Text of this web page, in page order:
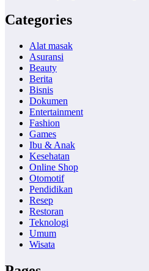
Categories
Alat masak
Asuransi
Beauty
Berita
Bisnis
Dokumen
Entertainment
Fashion
Games
Ibu & Anak
Kesehatan
Online Shop
Otomotif
Pendidikan
Resep
Restoran
Teknologi
Umum
Wisata